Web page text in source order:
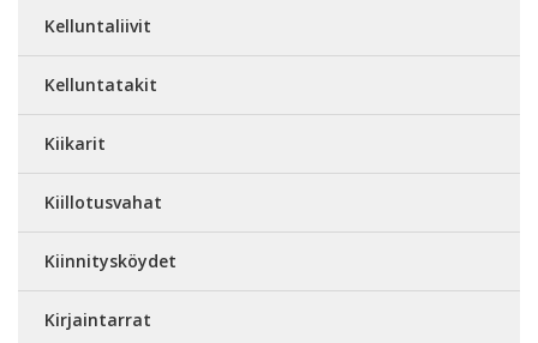
Kelluntaliivit
Kelluntatakit
Kiikarit
Kiillotusvahat
Kiinnitysköydet
Kirjaintarrat